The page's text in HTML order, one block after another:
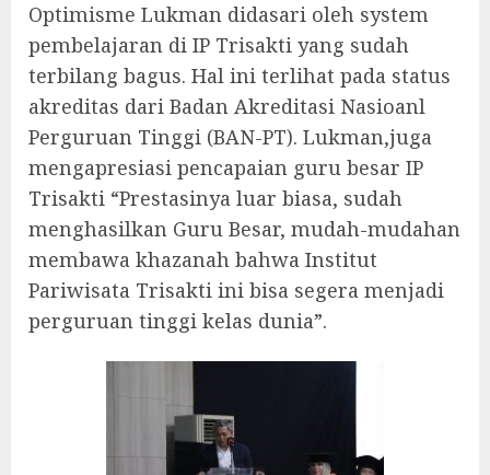
Optimisme Lukman didasari oleh system
pembelajaran di IP Trisakti yang sudah
terbilang bagus. Hal ini terlihat pada status
akreditas dari Badan Akreditasi Nasioanl
Perguruan Tinggi (BAN-PT). Lukman,juga
mengapresiasi pencapaian guru besar IP
Trisakti “Prestasinya luar biasa, sudah
menghasilkan Guru Besar, mudah-mudahan
membawa khazanah bahwa Institut
Pariwisata Trisakti ini bisa segera menjadi
perguruan tinggi kelas dunia”.